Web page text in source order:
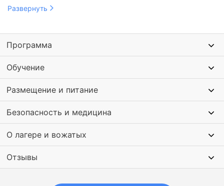
выбирать наряды и духи, наносить макияж. Проводятся
шить, украшать дом, стирать и гладить бельё.
Помимо этого в программе разговорный английский,
стрельба из лука, поэтический кружок. Проводятся съемки
фильма, дефиле и торжественный бал.
Развернуть
Программа
Обучение
Размещение и питание
Безопасность и медицина
О лагере и вожатых
Отзывы